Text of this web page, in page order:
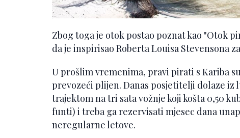
Zbog toga je otok postao poznat kao "Otok
da je inspirisao Roberta Louisa Stevensona
U prošlim vremenima, pravi pirati s Kariba
prevozeći plijen. Danas posjetitelji dolaze iz
trajektom na tri sata vožnje koji košta 0,50
funti) i treba ga rezervisati mjesec dana
neregularne letove.